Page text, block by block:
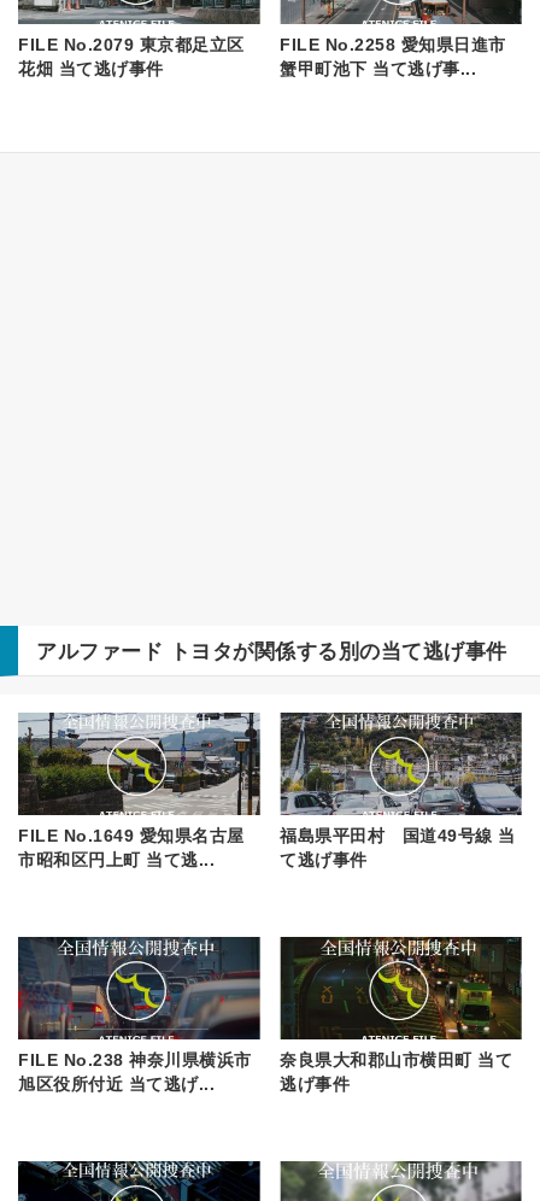
FILE No.2079 東京都足立区
花畑 当て逃げ事件
FILE No.2258 愛知県日進市
蟹甲町池下 当て逃げ事...
アルファード トヨタが関係する別の当て逃げ事件
FILE No.1649 愛知県名古屋
市昭和区円上町 当て逃...
福島県平田村 国道49号線 当
て逃げ事件
FILE No.238 神奈川県横浜市
旭区役所付近 当て逃げ...
奈良県大和郡山市横田町 当て
逃げ事件